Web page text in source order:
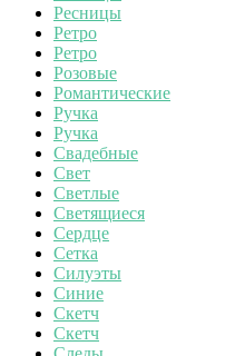
Ресницы
Ретро
Ретро
Розовые
Романтические
Ручка
Ручка
Свадебные
Свет
Светлые
Светящиеся
Сердце
Сетка
Силуэты
Синие
Скетч
Скетч